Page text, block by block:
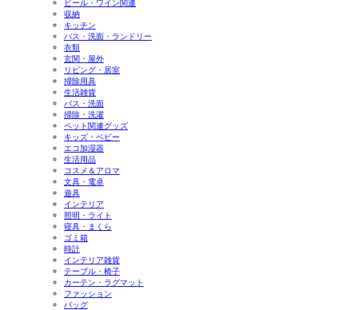
ビール・ワイン関連
収納
キッチン
バス・洗面・ランドリー
衣類
玄関・屋外
リビング・居室
掃除用具
生活雑貨
バス・洗面
掃除・洗濯
ペット関連グッズ
キッズ・ベビー
エコ加湿器
生活用品
コスメ＆アロマ
文具・電卓
遊具
インテリア
照明・ライト
寝具・まくら
ゴミ箱
時計
インテリア雑貨
テーブル・椅子
カーテン・ラグマット
ファッション
バッグ